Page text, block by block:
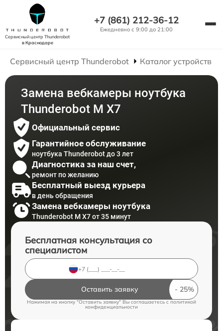
Сервисный центр Thunderobot
в Краснодаре
+7 (861) 212-36-12
Ежедневно с 9:00 до 21:00
Сервисный центр Thunderobot Каталог устройств
Замена вебкамеры ноутбука
Thunderobot M X7
Официальный сервис
Гарантийное обслуживание
ноутбука Thunderobot до 3 лет
Диагностика за наш счет,
ремонт по желанию
Бесплатный выезд курьера
в день обращения
Замена вебкамеры ноутбука
Thunderobot M X7 от 35 минут
Бесплатная консультация со
специалистом
Оставить заявку
Нажимая на кнопку "Оставить заявку" Вы соглашаетесь cполитикой
конфиденциальности